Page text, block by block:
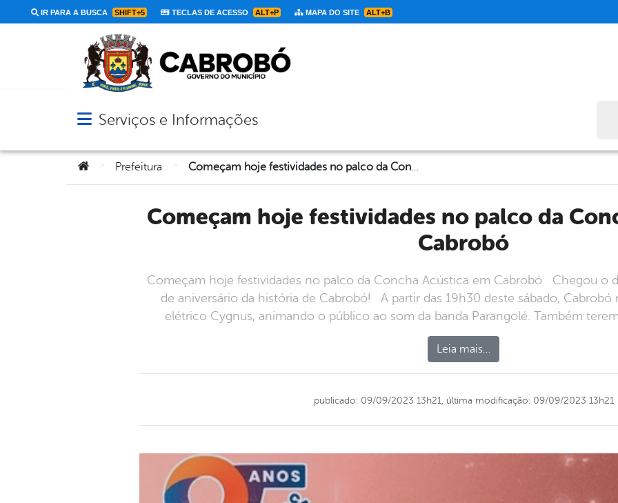
IR PARA A BUSCA SHIFT+5 TECLAS DE ACESSO ALT+P MAPA DO SITE ALT+B
Abrir menu principal de navegação
Serviços e Informações
Você está aqui:
Prefeitura Começam hoje festividades no palco da Concha Acústica em Cabrobó
Começam hoje festividades no palco da Concha Acústica em
Cabrobó
Começam hoje festividades no palco da Concha Acústica em Cabrobó Chegou o
de aniversário da história de Cabrobó! A partir das 19h30 deste sábado,
elétrico Cygnus, animando o público ao som da banda Parangolé. Também
Leia mais…
publicado: 09/09/2023 13h21, última modificação: 09/09/2023 13h21